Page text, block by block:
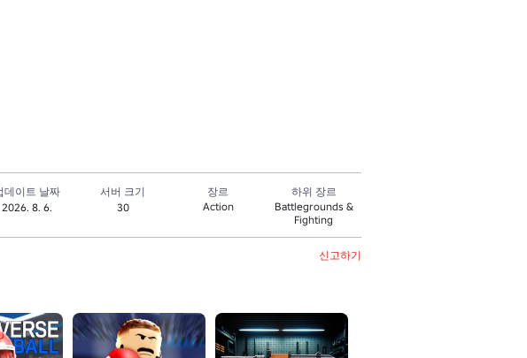
데이트 날짜
2026. 8. 6.
서버 크기
30
장르
Action
하위 장르
Battlegrounds &
Fighting
신고하기